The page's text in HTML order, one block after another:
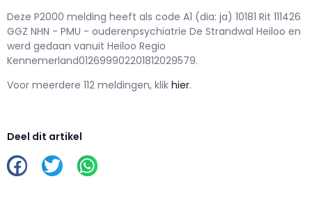
Deze P2000 melding heeft als code A1 (dia: ja) 10181 Rit 111426
GGZ NHN - PMU - ouderenpsychiatrie De Strandwal Heiloo en
werd gedaan vanuit Heiloo Regio
Kennemerland012699902201812029579.
Voor meerdere 112 meldingen, klik hier.
Deel dit artikel